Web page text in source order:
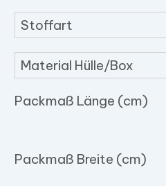
Stoffart
Material Hülle/Box
Packmaß Länge (cm)
Packmaß Breite (cm)